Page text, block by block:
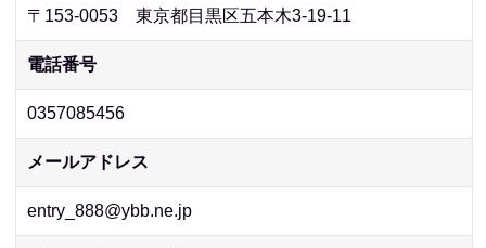
〒153-0053 東京都目黒区五本木3-19-11
電話番号
0357085456
メールアドレス
entry_888@ybb.ne.jp